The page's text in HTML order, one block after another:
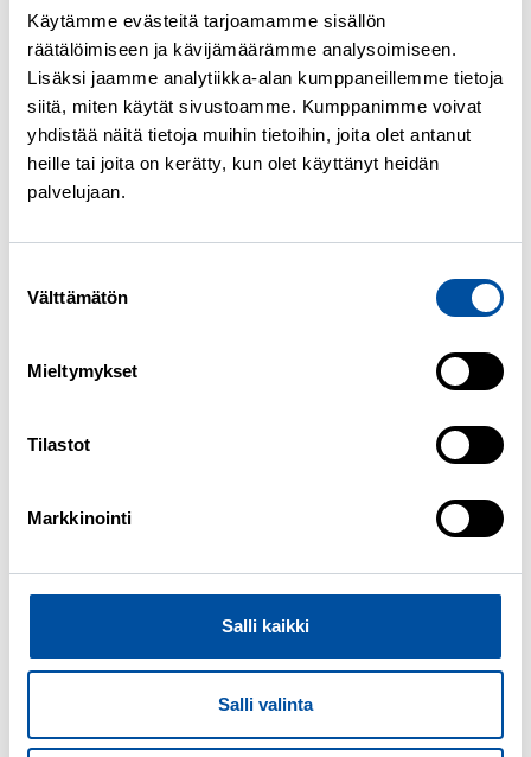
Käytämme evästeitä tarjoamamme sisällön
räätälöimiseen ja kävijämäärämme analysoimiseen.
Lisäksi jaamme analytiikka-alan kumppaneillemme tietoja
siitä, miten käytät sivustoamme. Kumppanimme voivat
yhdistää näitä tietoja muihin tietoihin, joita olet antanut
heille tai joita on kerätty, kun olet käyttänyt heidän
palvelujaan.
valinta
Välttämätön
Mieltymykset
Tilastot
Markkinointi
Salli kaikki
Salli valinta
Jäsenen suostumuksen perusteella tietoja
voidaan luovuttaa kolmansille osapuolille.
Jäsentietorekisterin tietojen
säännönmukaiset siirrot ja
luovutukset
Edellämmainittujen lisäksi
Jäsentietorekisterin tietoja voidaan
luovuttaa työttömyyskassasta eronneen tai
erotetun uudelle työttömyyskassalle tai
hoitamista varten.
säännönmukaiset siirrot ja
Edellämainittujen lisäksi voidaan
suostumukseen perustuen
jäsentietorekisterin perustietoja ja
jäsenmaksutietoja luovuttaa liitolle. Näiden
lisäksi liitolle luovutetaan jäsenmaksun